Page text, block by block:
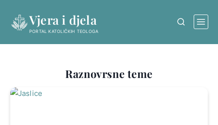
content
Vjera i djela
PORTAL KATOLIČKIH TEOLOGA
Raznovrsne teme